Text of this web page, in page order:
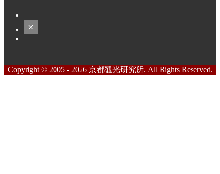
Copyright © 2005 - 2026 京都観光研究所. All Rights Reserved.